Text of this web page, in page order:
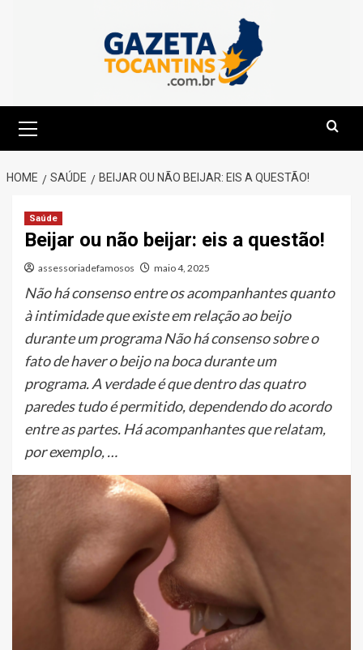
Menu
HOME SAÚDE BEIJAR OU NÃO BEIJAR: EIS A QUESTÃO!
Saúde
Beijar ou não beijar: eis a questão!
assessoriadefamosos maio 4, 2025
Não há consenso entre os acompanhantes quanto
à intimidade que existe em relação ao beijo
durante um programa Não há consenso sobre o
fato de haver o beijo na boca durante um
programa. A verdade é que dentro das quatro
paredes tudo é permitido, dependendo do acordo
entre as partes. Há acompanhantes que relatam,
por exemplo, …